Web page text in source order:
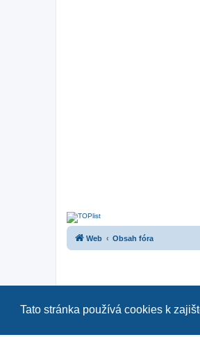
Tato stránka používá cookies k
Web Obsah fóra